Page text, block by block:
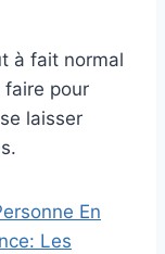
à fait normal
pour
laisser
En
Les